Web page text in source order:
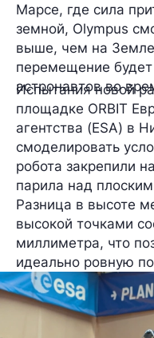
Марсе, где сила
земной, Olympus
выше, чем на
перемещение
астронавтов во
Испытания новой
площадке ORBIT
агентства (ESA) в
смоделировать
робота закрепили
парила над
Разница в высоте
высокой точками
миллиметра, что
идеально ровную